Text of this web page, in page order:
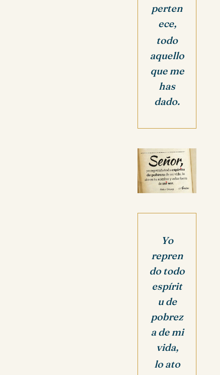
perten
ece,
todo
aquello
que me
has
dado.
Yo
repren
do todo
espírit
u de
pobrez
a de mi
vida,
lo ato